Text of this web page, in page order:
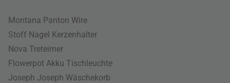
Montana Panton Wire
Stoff Nagel Kerzenhalter
Nova Treteimer
Flowerpot Akku Tischleuchte
Joseph Joseph Wäschekorb